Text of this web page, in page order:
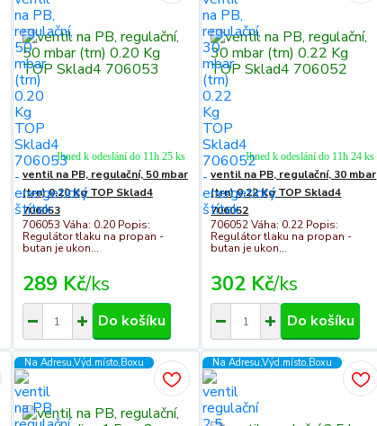
ventil na PB, regulační, 50 mbar
(trn) 0.20 Kg TOP Sklad4
706053
706053 Váha: 0.20 Popis:
Regulátor tlaku na propan -
butan je ukon...
289 Kč/ks
Ihned k odeslání do 11h 25 ks
Do košíku
ventil na PB, regulační, 30 mbar
(trn) 0.22 Kg TOP Sklad4
706052
706052 Váha: 0.22 Popis:
Regulátor tlaku na propan -
butan je ukon...
302 Kč/ks
Ihned k odeslání do 11h 24 ks
Do košíku
Na Adresu,Výd.místo,Boxu Na Adresu,Výd.místo,Boxu